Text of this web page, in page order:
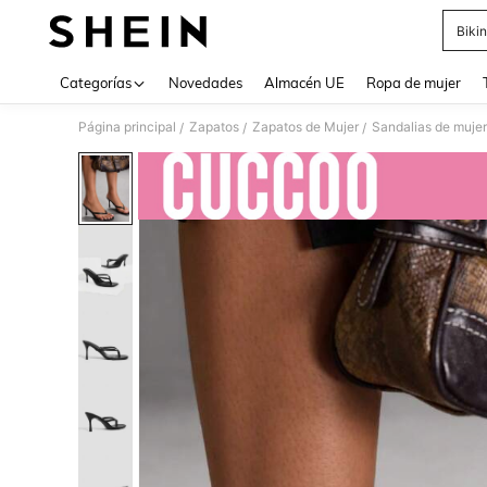
Categorías Novedades Almacén UE Ropa de mujer
Página principal / Zapatos / Zapatos de Mujer / Sandalias de mujer